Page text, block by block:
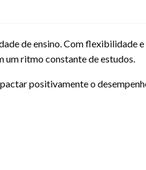
de ensino. Com flexibilidade
um ritmo constante de estudos.
positivamente o